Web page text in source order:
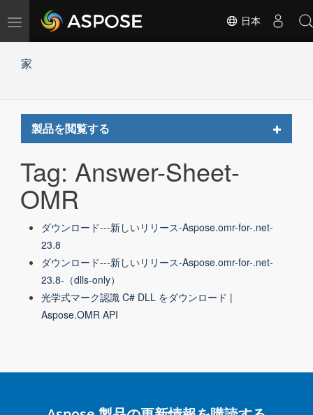
ナ
ー
替
日本
家
製品を閲覧する
Toggle
Tag: Answer-Sheet-
OMR
ダウンロード---新しいリリース-Aspose.omr-for-.net-
23.8
ダウンロード---新しいリリース-Aspose.omr-for-.net-
23.8-（dlls-only）
光学式マーク認識 C# DLL をダウンロード |
Aspose.OMR API